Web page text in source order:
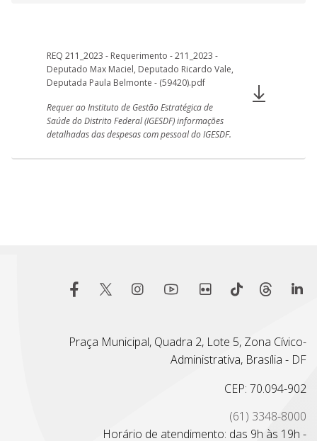
REQ 211_2023 - Requerimento - 211_2023 -
Deputado Max Maciel, Deputado Ricardo Vale,
Deputada Paula Belmonte - (59420).pdf
Requer ao Instituto de Gestão Estratégica de
Saúde do Distrito Federal (IGESDF) informações
detalhadas das despesas com pessoal do IGESDF.
Praça Municipal, Quadra 2, Lote 5, Zona Cívico-
Administrativa, Brasília - DF
CEP: 70.094-902
(61) 3348-8000
Horário de atendimento: das 9h às 19h -